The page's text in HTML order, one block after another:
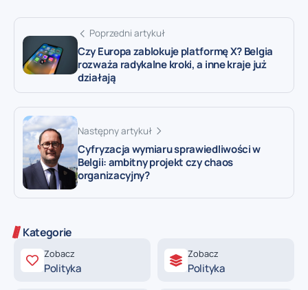
Poprzedni artykuł
Czy Europa zablokuje platformę X? Belgia
rozważa radykalne kroki, a inne kraje już
działają
Następny artykuł
Cyfryzacja wymiaru sprawiedliwości w
Belgii: ambitny projekt czy chaos
organizacyjny?
Kategorie
Zobacz
Polityka
Zobacz
Polityka